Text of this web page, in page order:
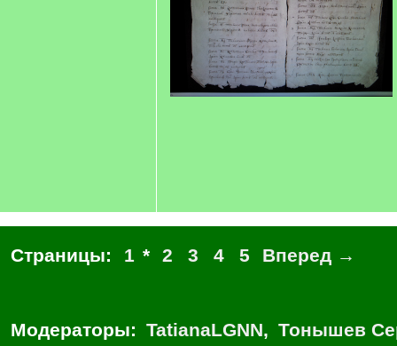
Страницы: 1 * 2 3 4 5 Вперед →
Модераторы: TatianaLGNN, Тонышев